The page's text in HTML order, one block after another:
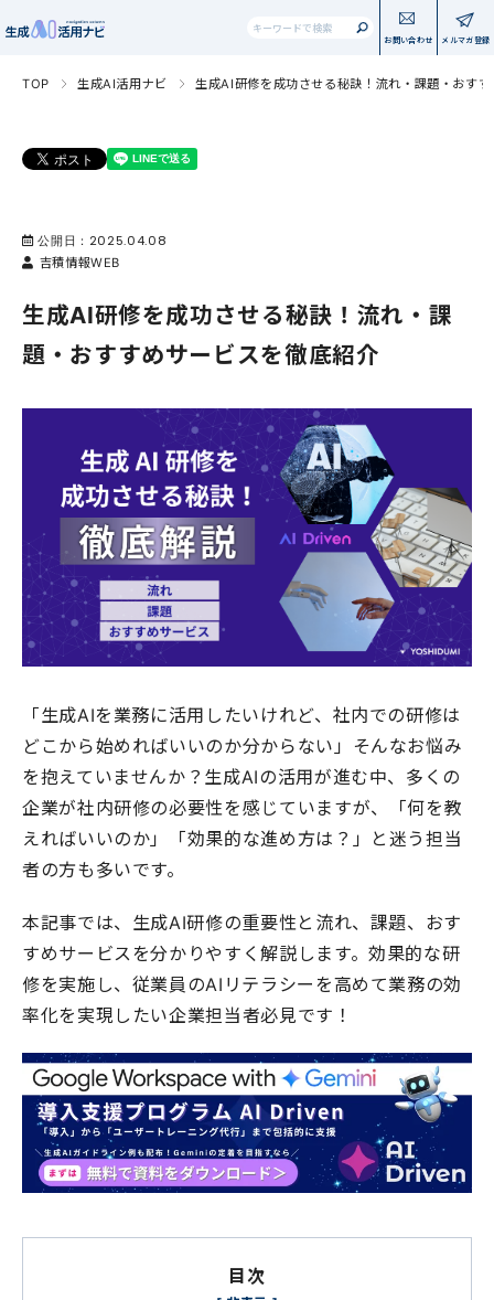
これは、自動候補機能付き
お問い合わせ メルマガ登録
TOP 生成AI活用ナビ 生成AI研修を成功させる秘訣！流れ・課題・おす
公開日： 2025.04.08
吉積情報WEB
生成AI研修を成功させる秘訣！流れ・課
題・おすすめサービスを徹底紹介
「生成AIを業務に活用したいけれど、社内での研修は
どこから始めればいいのか分からない」そんなお悩み
を抱えていませんか？生成AIの活用が進む中、多くの
企業が社内研修の必要性を感じていますが、「何を教
えればいいのか」「効果的な進め方は？」と迷う担当
者の方も多いです。
本記事では、生成AI研修の重要性と流れ、課題、おす
すめサービスを分かりやすく解説します。効果的な研
修を実施し、従業員のAIリテラシーを高めて業務の効
率化を実現したい企業担当者必見です！
目次